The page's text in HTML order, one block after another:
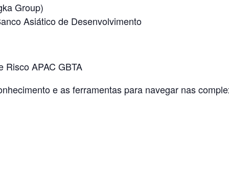
Group)
Asiático de Desenvolvimento
APAC GBTA
e as ferramentas para navegar nas